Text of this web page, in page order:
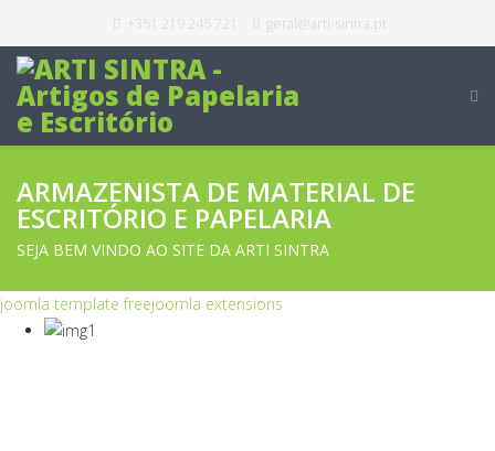
+351 219 245 721 geral@arti-sintra.pt
ARMAZENISTA DE MATERIAL DE
ESCRITÓRIO E PAPELARIA
SEJA BEM VINDO AO SITE DA ARTI SINTRA
joomla template freejoomla extensions